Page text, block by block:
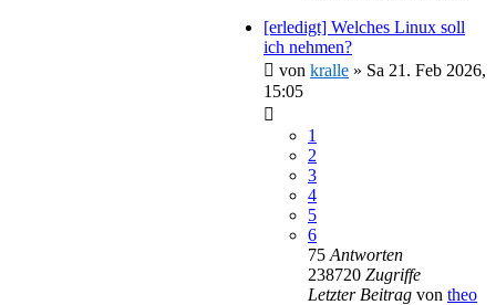
[erledigt] Welches Linux soll
ich nehmen?
von kralle » Sa 21. Feb 2026,
15:05
1
2
3
4
5
6
75 Antworten
238720 Zugriffe
Letzter Beitrag von theo